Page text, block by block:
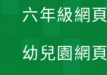
六年級網頁
幼兒園網頁